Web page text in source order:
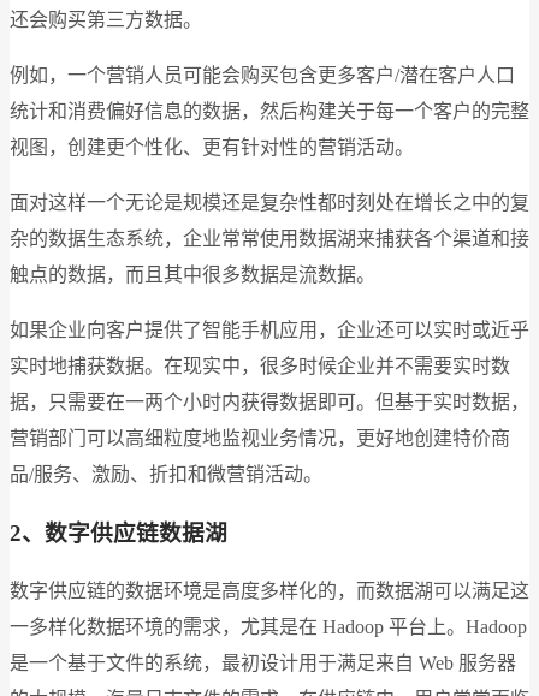
还会购买第三方数据。
例如，一个营销人员可能会购买包含更多客户/潜在客户人口
统计和消费偏好信息的数据，然后构建关于每一个客户的完整
视图，创建更个性化、更有针对性的营销活动。
面对这样一个无论是规模还是复杂性都时刻处在增长之中的复
杂的数据生态系统，企业常常使用数据湖来捕获各个渠道和接
触点的数据，而且其中很多数据是流数据。
如果企业向客户提供了智能手机应用，企业还可以实时或近乎
实时地捕获数据。在现实中，很多时候企业并不需要实时数
据，只需要在一两个小时内获得数据即可。但基于实时数据，
营销部门可以高细粒度地监视业务情况，更好地创建特价商
品/服务、激励、折扣和微营销活动。
2、数字供应链数据湖
数字供应链的数据环境是高度多样化的，而数据湖可以满足这
一多样化数据环境的需求，尤其是在 Hadoop 平台上。Hadoop
是一个基于文件的系统，最初设计用于满足来自 Web 服务器